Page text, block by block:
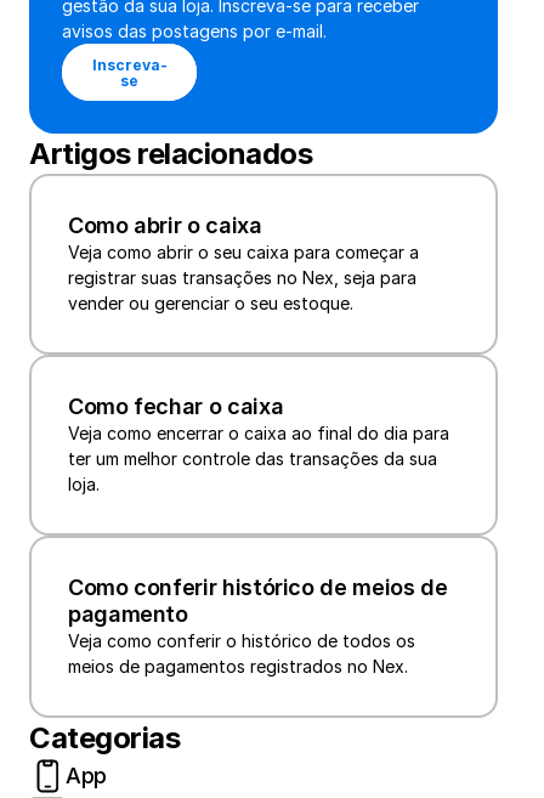
gestão da sua loja. Inscreva-se para receber
avisos das postagens por e-mail.
Inscreva-
se
Artigos relacionados
Como abrir o caixa
Veja como abrir o seu caixa para começar a
registrar suas transações no Nex, seja para
vender ou gerenciar o seu estoque.
Como fechar o caixa
Veja como encerrar o caixa ao final do dia para
ter um melhor controle das transações da sua
loja.
Como conferir histórico de meios de
pagamento
Veja como conferir o histórico de todos os
meios de pagamentos registrados no Nex.
Categorias
App